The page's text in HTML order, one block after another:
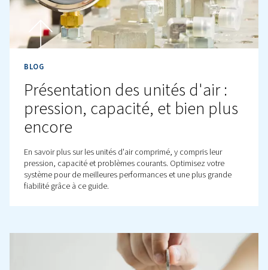
BLOG
Que contient l'air
Découvrez ce que contient l'air comprimé et ses
rapport à l'électricité. Découvrez ses applications et